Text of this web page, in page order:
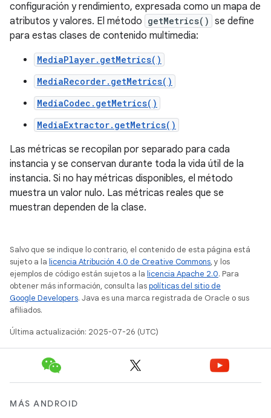
configuración y rendimiento, expresada como un mapa de
atributos y valores. El método getMetrics() se define
para estas clases de contenido multimedia:
MediaPlayer.getMetrics()
MediaRecorder.getMetrics()
MediaCodec.getMetrics()
MediaExtractor.getMetrics()
Las métricas se recopilan por separado para cada
instancia y se conservan durante toda la vida útil de la
instancia. Si no hay métricas disponibles, el método
muestra un valor nulo. Las métricas reales que se
muestran dependen de la clase.
Salvo que se indique lo contrario, el contenido de esta página está
sujeto a la licencia Atribución 4.0 de Creative Commons, y los
ejemplos de código están sujetos a la licencia Apache 2.0. Para
obtener más información, consulta laspolíticas del sitio de
Google Developers. Java es una marca registrada de Oracle o sus
afiliados.
Última actualización: 2025-07-26 (UTC)
MÁS ANDROID